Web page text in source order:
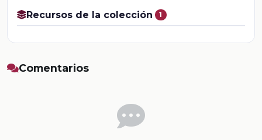
Recursos de la colección 1
Comentarios